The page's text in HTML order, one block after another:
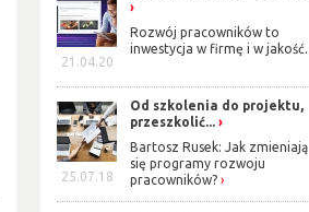
21.04.20
Rozwój pracowników to
inwestycja w firmę i w jakość...
25.07.18
Od szkolenia do projektu,
przeszkolić...
Bartosz Rusek: Jak zmieniają
się programy rozwoju
pracowników?